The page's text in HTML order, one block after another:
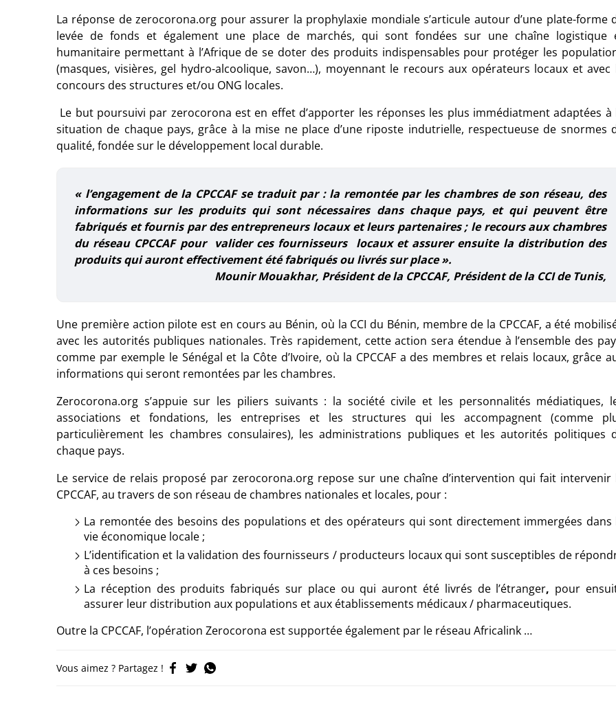
La réponse de zerocorona.org pour assurer la prophylaxie mondiale s’articule autour d’une plate-forme
levée de fonds et également une place de marchés, qui sont fondées sur une chaîne logistique
humanitaire permettant à l’Afrique de se doter des produits indispensables pour protéger les
(masques, visières, gel hydro-alcoolique, savon…), moyennant le recours aux opérateurs locaux et avec
concours des structures et/ou ONG locales.
Le but poursuivi par zerocorona est en effet d’apporter les réponses les plus immédiatment adaptées à
situation de chaque pays, grâce à la mise ne place d’une riposte indutrielle, respectueuse de snormes
qualité, fondée sur le développement local durable.
« l’engagement de la CPCCAF se traduit par : la remontée par les chambres de son réseau, des
informations sur les produits qui sont nécessaires dans chaque pays, et qui peuvent être
fabriqués et fournis par des entrepreneurs locaux et leurs partenaires ; le recours aux chambres
du réseau CPCCAF pour valider ces fournisseurs locaux et assurer ensuite la distribution des
produits qui auront effectivement été fabriqués ou livrés sur place ».
Mounir Mouakhar, Président de la CPCCAF, Président de la CCI de Tunis,
Une première action pilote est en cours au Bénin, où la CCI du Bénin, membre de la CPCCAF, a été
avec les autorités publiques nationales. Très rapidement, cette action sera étendue à l’ensemble des
comme par exemple le Sénégal et la Côte d’Ivoire, où la CPCCAF a des membres et relais locaux, grâce
informations qui seront remontées par les chambres.
Zerocorona.org s’appuie sur les piliers suivants : la société civile et les personnalités médiatiques,
associations et fondations, les entreprises et les structures qui les accompagnent (comme
particulièrement les chambres consulaires), les administrations publiques et les autorités politiques
chaque pays.
Le service de relais proposé par zerocorona.org repose sur une chaîne d’intervention qui fait intervenir
CPCCAF, au travers de son réseau de chambres nationales et locales, pour :
La remontée des besoins des populations et des opérateurs qui sont directement immergées dans
vie économique locale ;
L’identification et la validation des fournisseurs / producteurs locaux qui sont susceptibles de
à ces besoins ;
La réception des produits fabriqués sur place ou qui auront été livrés de l’étranger, pour
assurer leur distribution aux populations et aux établissements médicaux / pharmaceutiques.
Outre la CPCCAF, l’opération Zerocorona est supportée également par le réseau Africalink …
Vous aimez ? Partagez !